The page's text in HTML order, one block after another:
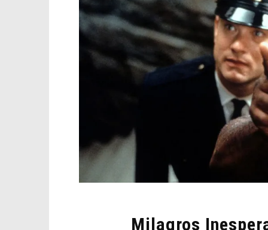
Milagros